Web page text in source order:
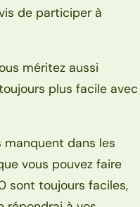
de participer à
méritez aussi
plus facile avec
dans les
vous pouvez faire
sont toujours faciles,